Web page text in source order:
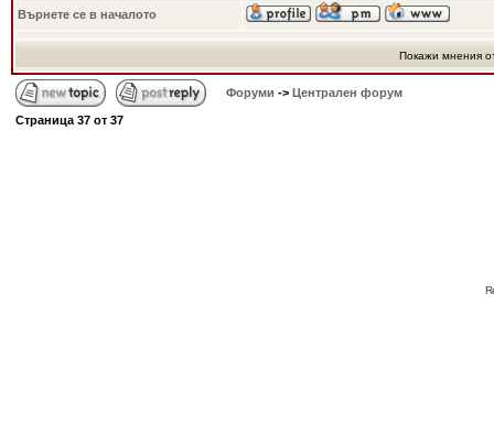
Върнете се в началото
Покажи мнения
Форуми -> Централен форум
Страница 37 от 37